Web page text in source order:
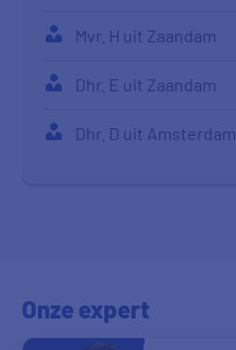
Mvr. H uit Zaandam
Dhr. E uit Zaandam
Dhr. D uit Amsterdam
Dhr. P uit Kudelstaart
Onze expert